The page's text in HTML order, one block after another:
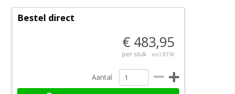
Bestel direct
€ 483,95
per stuk incl BTW
Aantal